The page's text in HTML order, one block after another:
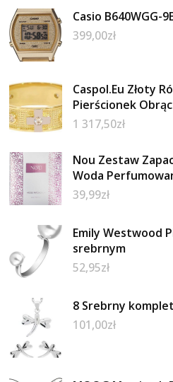
Casio B640WGG-
399,00zł
Caspol.Eu Złoty
Pierścionek
1 317,50zł
Nou Zestaw
Woda
39,99zł
Emily Westwood
srebrnym
52,95zł
8 Srebrny
101,00zł